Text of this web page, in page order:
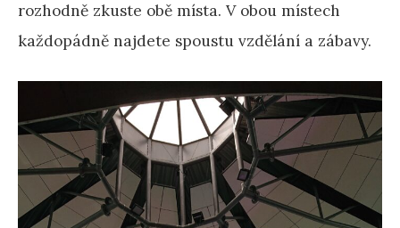
rozhodně zkuste obě místa. V obou místech
každopádně najdete spoustu vzdělání a zábavy.